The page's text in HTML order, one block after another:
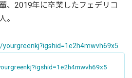
、2019年に卒業したフェデリコ
。